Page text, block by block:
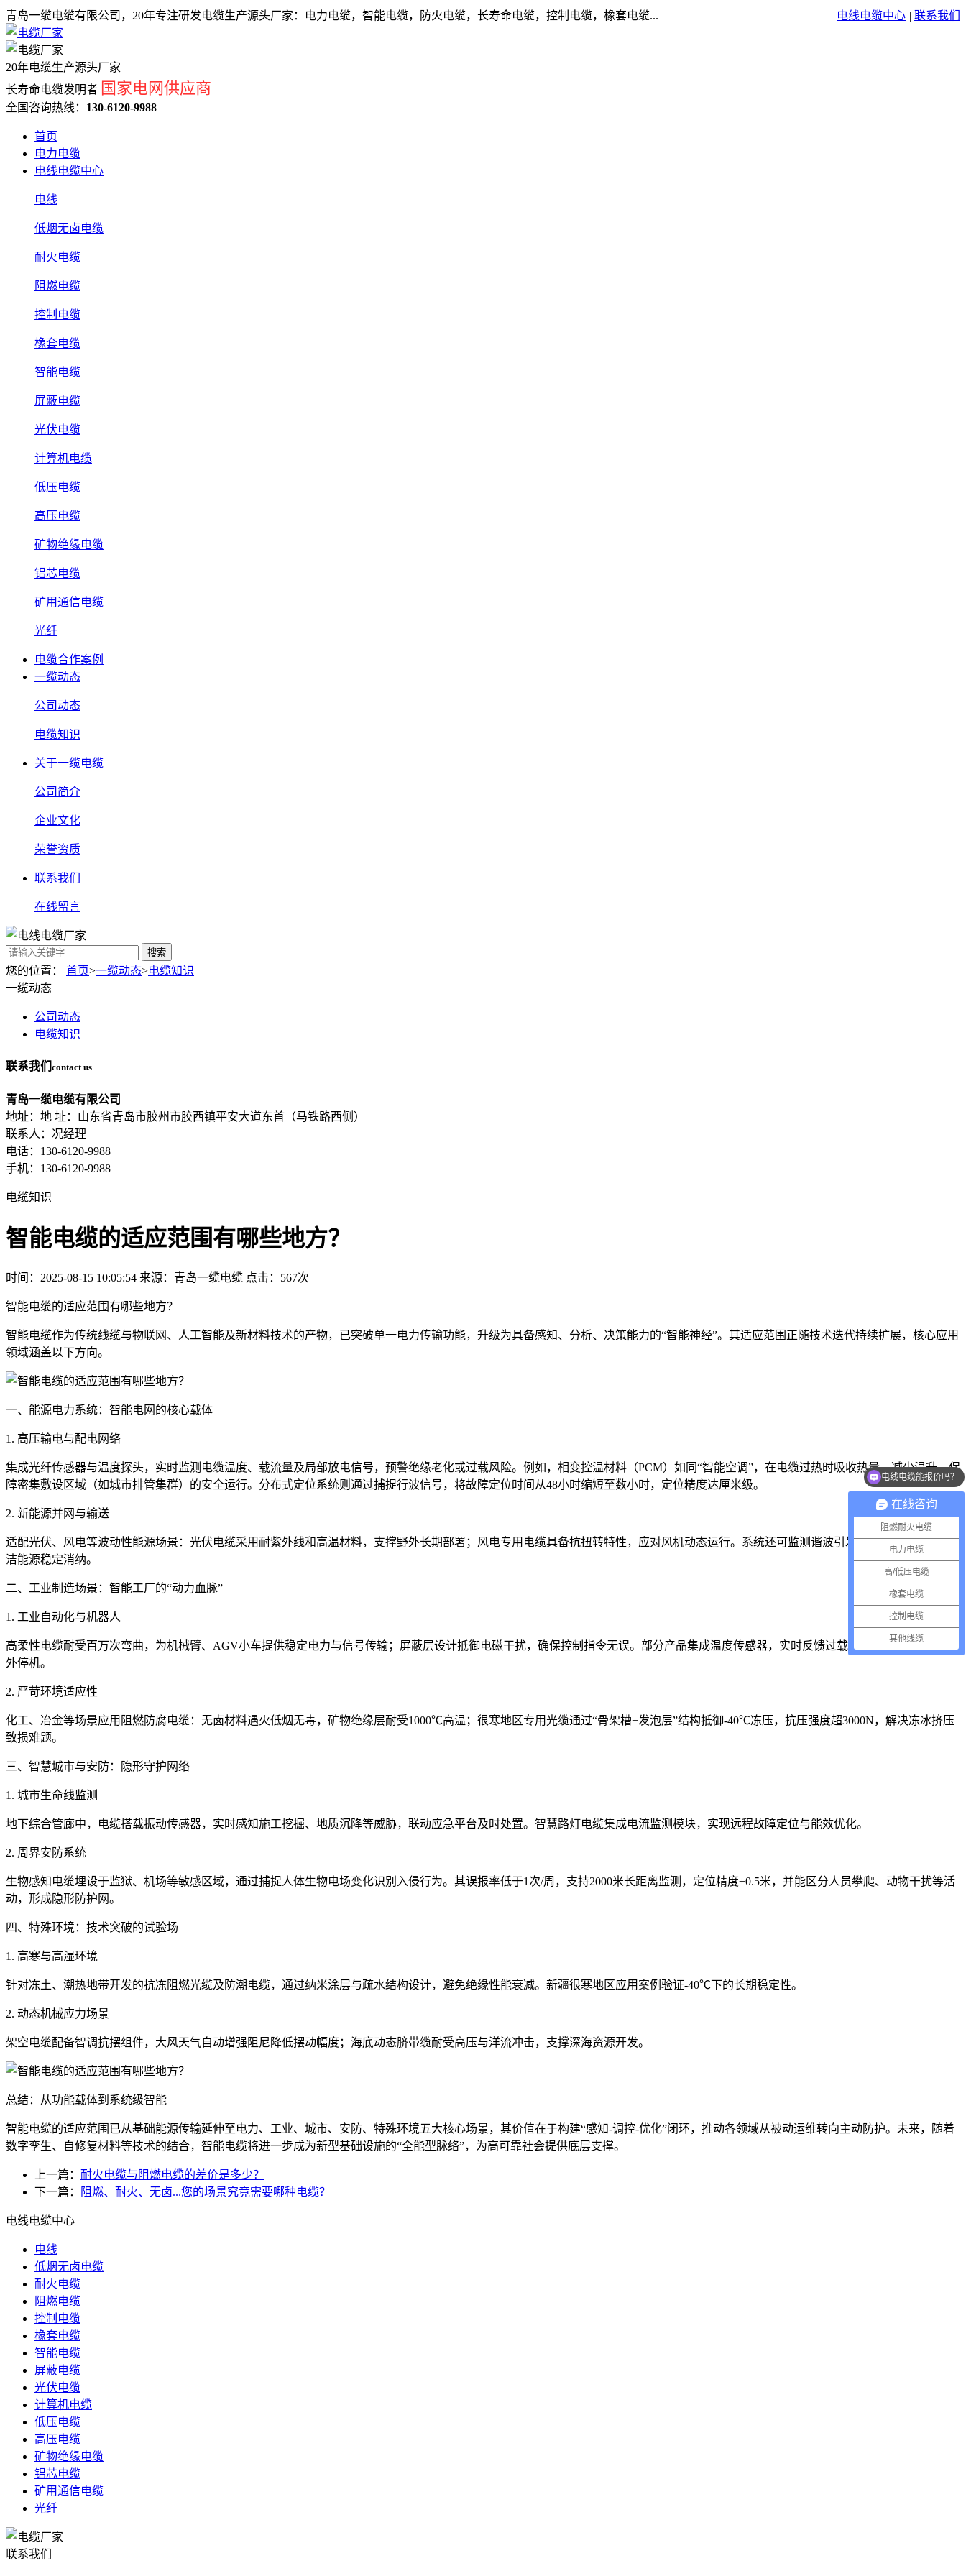
电线电缆中心 | 联系我们
青岛一缆电缆有限公司，20年专注研发电缆生产源头厂家：电力电缆，智能电缆，防火电缆，长寿命电缆，控制电缆，橡套电缆...
20年电缆生产源头厂家
长寿命电缆发明者 国家电网供应商
全国咨询热线： 130-6120-9988
首页
电力电缆
电线电缆中心
电线
低烟无卤电缆
耐火电缆
阻燃电缆
控制电缆
橡套电缆
智能电缆
屏蔽电缆
光伏电缆
计算机电缆
低压电缆
高压电缆
矿物绝缘电缆
铝芯电缆
矿用通信电缆
光纤
电缆合作案例
一缆动态
公司动态
电缆知识
关于一缆电缆
公司简介
企业文化
荣誉资质
联系我们
在线留言
搜索
您的位置： 首页>一缆动态>电缆知识
一缆动态
公司动态
电缆知识
联系我们 contact us
青岛一缆电缆有限公司
地址：地 址：山东省青岛市胶州市胶西镇平安大道东首（马铁路西侧）
联系人：况经理
电话：130-6120-9988
手机：130-6120-9988
电缆知识
智能电缆的适应范围有哪些地方？
时间：2025-08-15 10:05:54 来源：青岛一缆电缆 点击：567次
智能电缆的适应范围有哪些地方？
智能电缆作为传统线缆与物联网、人工智能及新材料技术的产物，已突破单一电力传输功能，升级为具备感知、分析、决策能力的“智能神经”。其适应范围正随技术迭代持续扩展，核心应用
领域涵盖以下方向。
一、能源电力系统：智能电网的核心载体
1. 高压输电与配电网络
集成光纤传感器与温度探头，实时监测电缆温度、载流量及局部放电信号，预警绝缘老化或过载风险。例如，相变控温材料（PCM）如同“智能空调”，在电缆过热时吸收热量，减少温升，保
障密集敷设区域（如城市排管集群）的安全运行。分布式定位系统则通过捕捉行波信号，将故障定位时间从48小时缩短至数小时，定位精度达厘米级。
2. 新能源并网与输送
适配光伏、风电等波动性能源场景：光伏电缆采用耐紫外线和高温材料，支撑野外长期部署；风电专用电缆具备抗扭转特性，应对风机动态运行。系统还可监测谐波引发的绝缘劣化，保障清
洁能源稳定消纳。
二、工业制造场景：智能工厂的“动力血脉”
1. 工业自动化与机器人
高柔性电缆耐受百万次弯曲，为机械臂、AGV小车提供稳定电力与信号传输；屏蔽层设计抵御电磁干扰，确保控制指令无误。部分产品集成温度传感器，实时反馈过载风险，避免生产线意
外停机。
2. 严苛环境适应性
化工、冶金等场景应用阻燃防腐电缆：无卤材料遇火低烟无毒，矿物绝缘层耐受1000℃高温；很寒地区专用光缆通过“骨架槽+发泡层”结构抵御-40℃冻压，抗压强度超3000N，解决冻冰挤压
致损难题。
三、智慧城市与安防：隐形守护网络
1. 城市生命线监测
地下综合管廊中，电缆搭载振动传感器，实时感知施工挖掘、地质沉降等威胁，联动应急平台及时处置。智慧路灯电缆集成电流监测模块，实现远程故障定位与能效优化。
2. 周界安防系统
生物感知电缆埋设于监狱、机场等敏感区域，通过捕捉人体生物电场变化识别入侵行为。其误报率低于1次/周，支持2000米长距离监测，定位精度±0.5米，并能区分人员攀爬、动物干扰等活
动，形成隐形防护网。
四、特殊环境：技术突破的试验场
1. 高寒与高湿环境
针对冻土、潮热地带开发的抗冻阻燃光缆及防潮电缆，通过纳米涂层与疏水结构设计，避免绝缘性能衰减。新疆很寒地区应用案例验证-40℃下的长期稳定性。
2. 动态机械应力场景
架空电缆配备智调抗摆组件，大风天气自动增强阻尼降低摆动幅度；海底动态脐带缆耐受高压与洋流冲击，支撑深海资源开发。
总结：从功能载体到系统级智能
智能电缆的适应范围已从基础能源传输延伸至电力、工业、城市、安防、特殊环境五大核心场景，其价值在于构建“感知-调控-优化”闭环，推动各领域从被动运维转向主动防护。未来，随着
数字孪生、自修复材料等技术的结合，智能电缆将进一步成为新型基础设施的“全能型脉络”，为高可靠社会提供底层支撑。
上一篇： 耐火电缆与阻燃电缆的差价是多少？
下一篇：
阻燃、耐火、无卤...您的场景究竟需要哪种电缆？
电线电缆中心
电线
低烟无卤电缆
耐火电缆
阻燃电缆
控制电缆
橡套电缆
智能电缆
屏蔽电缆
光伏电缆
计算机电缆
低压电缆
高压电缆
矿物绝缘电缆
铝芯电缆
矿用通信电缆
光纤
联系我们
在线咨询
阻燃耐火电缆
电力电缆
高/低压电缆
橡套电缆
控制电缆
其他线缆
可以介绍下你们的产品么？
电线电缆能报价吗？